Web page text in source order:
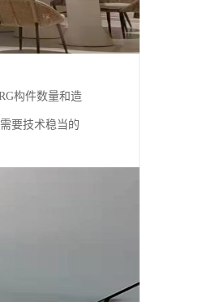
构件数量和造
要技术稳当的